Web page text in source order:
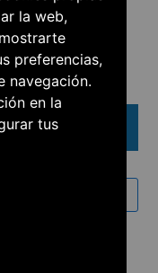
la web,
preferencias,
navegación.
en la
tus
15